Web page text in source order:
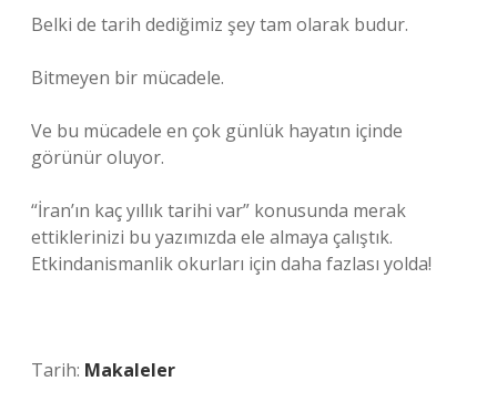
Belki de tarih dediğimiz şey tam olarak budur.
Bitmeyen bir mücadele.
Ve bu mücadele en çok günlük hayatın içinde
görünür oluyor.
“İran’ın kaç yıllık tarihi var” konusunda merak
ettiklerinizi bu yazımızda ele almaya çalıştık.
Etkindanismanlik okurları için daha fazlası yolda!
Tarih: Makaleler